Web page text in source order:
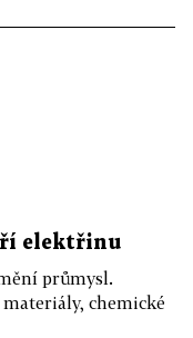
elektřinu
průmysl.
chemické